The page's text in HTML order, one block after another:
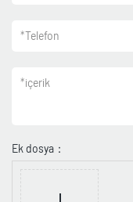
*Telefon
*içerik
Ek dosya：